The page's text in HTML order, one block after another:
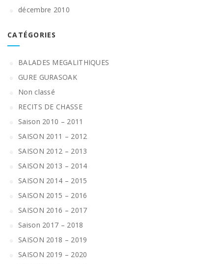
décembre 2010
CATÉGORIES
BALADES MEGALITHIQUES
GURE GURASOAK
Non classé
RECITS DE CHASSE
Saison 2010 – 2011
SAISON 2011 – 2012
SAISON 2012 – 2013
SAISON 2013 – 2014
SAISON 2014 – 2015
SAISON 2015 – 2016
SAISON 2016 – 2017
Saison 2017 – 2018
SAISON 2018 – 2019
SAISON 2019 – 2020